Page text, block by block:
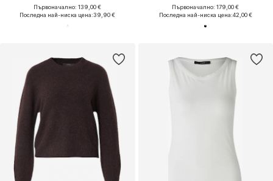
Първоначално: 139,00 €
Последна най-ниска цена:39,90 €
Първоначално: 179,00 €
Последна най-ниска цена:42,00 €